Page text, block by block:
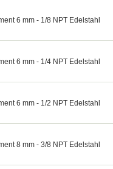
6 mm - 1/8 NPT Edelstahl
6 mm - 1/4 NPT Edelstahl
6 mm - 1/2 NPT Edelstahl
8 mm - 3/8 NPT Edelstahl